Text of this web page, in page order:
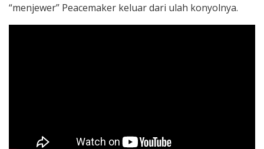
“menjewer” Peacemaker keluar dari ulah konyolnya.